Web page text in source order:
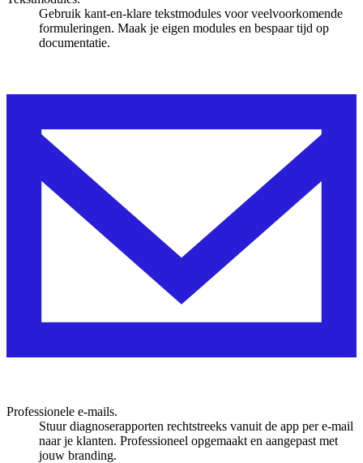
Gebruik kant-en-klare tekstmodules voor veelvoorkomende
formuleringen. Maak je eigen modules en bespaar tijd op
documentatie.
Professionele e-mails.
Stuur diagnoserapporten rechtstreeks vanuit de app per e-mail
naar je klanten. Professioneel opgemaakt en aangepast met
jouw branding.